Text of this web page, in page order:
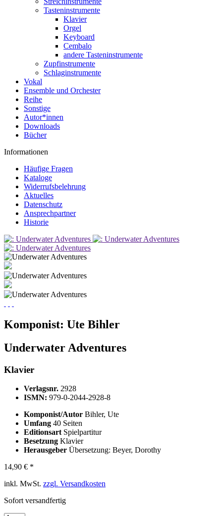
Tasteninstrumente
Klavier
Orgel
Keyboard
Cembalo
andere Tasteninstrumente
Zupfinstrumente
Schlaginstrumente
Vokal
Ensemble und Orchester
Reihe
Sonstige
Autor*innen
Downloads
Bücher
Informationen
Häufige Fragen
Kataloge
Widerrufsbelehrung
Aktuelles
Datenschutz
Ansprechpartner
Historie
Komponist: Ute Bihler
Underwater Adventures
Klavier
Verlagsnr. 2928
ISMN: 979-0-2044-2928-8
Komponist/Autor Bihler, Ute
Umfang 40 Seiten
Editionsart Spielpartitur
Besetzung Klavier
Herausgeber Übersetzung: Beyer, Dorothy
14,90 € *
inkl. MwSt. zzgl. Versandkosten
Sofort versandfertig